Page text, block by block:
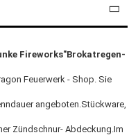
Fireworks"Brokatregen-
Feuerwerk - Shop. Sie
angeboten.Stückware,
Zündschnur- Abdeckung.Im